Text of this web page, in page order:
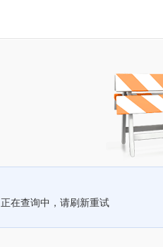
正在查询中，请刷新重试